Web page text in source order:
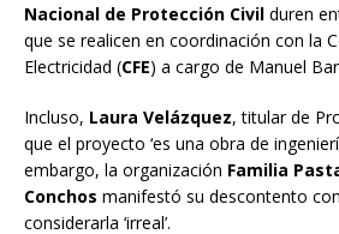
Nacional de Protección Civil duren
que se realicen en coordinación con la
Electricidad (CFE) a cargo de Manuel
Incluso, Laura Velázquez, titular de
que el proyecto ‘es una obra de
embargo, la organización Familia
Conchos manifestó su descontento
considerarla ‘irreal’.